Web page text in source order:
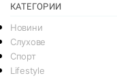
КАТЕГОРИИ
Новини
Слухове
Спорт
Lifestyle